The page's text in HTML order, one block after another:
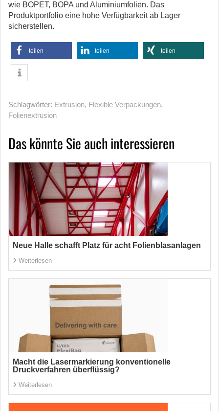
wie BOPET, BOPA und Aluminiumfolien. Das
Produktportfolio eine hohe Verfügbarkeit ab Lager
sicherstellen.
teilen teilen teilen
Schlagwörter: Extrusion, Flexible Verpackungen,
Folienextrusion
Das könnte Sie auch interessieren
Neue Halle schafft Platz für acht Folienblasanlagen
Weiterlesen
Macht die Lasermarkierung konventionelle
Druckverfahren überflüssig?
Weiterlesen